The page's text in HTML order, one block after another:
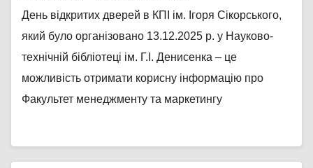
День відкритих дверей в КПІ ім. Ігоря Сікорського,
який було організовано 13.12.2025 р. у Науково-
технічній бібліотеці ім. Г.І. Денисенка – це
можливість отримати корисну інформацію про
Факультет менеджменту та маркетингу